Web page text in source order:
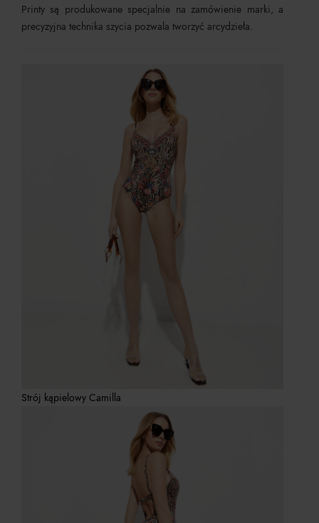
Printy są produkowane specjalnie na zamówienie marki, a
precyzyjna technika szycia pozwala tworzyć arcydzieła.
Strój kąpielowy Camilla